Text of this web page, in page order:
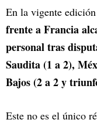
En la vigente
frente a Francia
personal tras
Saudita (1 a 2),
Bajos (2 a 2 y
Este no es el único